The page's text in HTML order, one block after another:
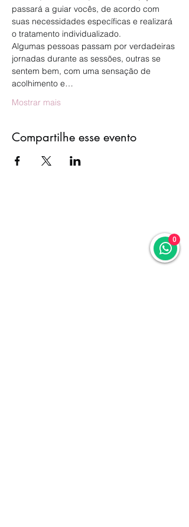
passará a guiar vocês, de acordo com
suas necessidades específicas e realizará
o tratamento individualizado.
Algumas pessoas passam por verdadeiras
jornadas durante as sessões, outras se
sentem bem, com uma sensação de
acolhimento e…
Mostrar mais
Compartilhe esse evento
0